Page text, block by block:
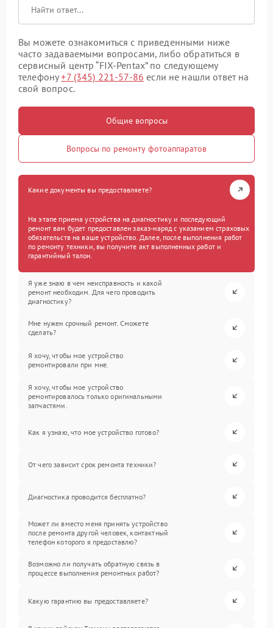
Вы можете ознакомиться с приведенными ниже
часто задаваемыми вопросами, либо обратиться в
сервисный центр “FIX-Pentax” по следующему
телефону+7 (345) 221-57-86 если не нашли ответ на
свой вопрос.
Общие вопросы
Вопросы по ремонту фотоаппаратов
Какие документы вы предоставляете?
На этапе приема устройства на диагностику и последующий
ремонт вам будет предоставлен заказ-наряд с указанием страховых
обязательств на ваше устройство. Далее, после выполнения работ
по ремонту техники, вы получите акт выполненных работ и
гарантийный талон.
Я уже знаю в чем неисправность и какой
ремонт необходим. Для чего проводить
диагностику?
Мне нужен срочный ремонт. Сможете
сделать?
Я хочу, чтобы мое устройство
ремонтировали при мне.
Я хочу, чтобы мое устройство
ремонтировалось только оригинальными
запчастями.
Как я узнаю, что мое устройство готово?
От чего зависит срок ремонта техники?
Диагностика проводится бесплатно?
Может ли вместо меня принять устройство
после ремонта другой человек, контактный
телефон которого я предоставлю?
Возможно ли получать обратную связь в
процессе выполнения ремонтных работ?
Какую гарантию вы предоставляете?